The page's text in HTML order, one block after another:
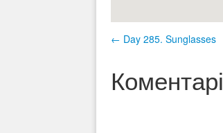
← Day 285. Sunglasses
Коментарі